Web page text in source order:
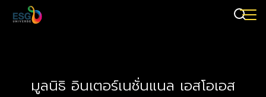
มูลนิธิ อินเตอร์เนชั่นแนล เอสโอเอส